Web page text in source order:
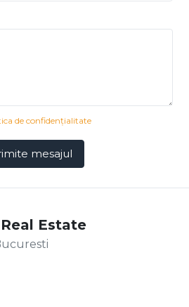
de confidențialitate
mesajul
Estate